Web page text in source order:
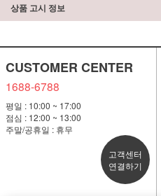
상품 고시 정보
CUSTOMER CENTER
1688-6788
평일 : 10:00 ~ 17:00
점심 : 12:00 ~ 13:00
주말/공휴일 : 휴무
고객센터
연결하기